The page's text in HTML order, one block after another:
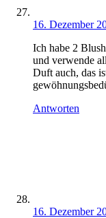
16. Dezember
Ich habe 2
und verwende
Duft auch, das
Antworten
16. Dezember